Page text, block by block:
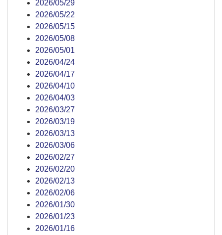
2026/05/29
2026/05/22
2026/05/15
2026/05/08
2026/05/01
2026/04/24
2026/04/17
2026/04/10
2026/04/03
2026/03/27
2026/03/19
2026/03/13
2026/03/06
2026/02/27
2026/02/20
2026/02/13
2026/02/06
2026/01/30
2026/01/23
2026/01/16